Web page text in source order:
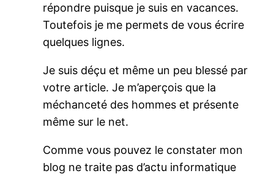
répondre puisque je suis en vacances.
Toutefois je me permets de vous écrire
quelques lignes.
Je suis déçu et même un peu blessé par
votre article. Je m’aperçois que la
méchanceté des hommes et présente
même sur le net.
Comme vous pouvez le constater mon
blog ne traite pas d’actu informatique